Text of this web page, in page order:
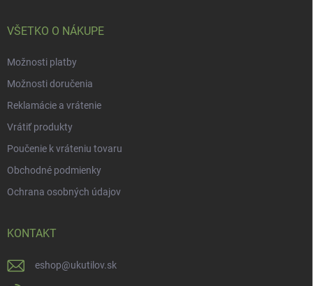
VŠETKO O NÁKUPE
Možnosti platby
Možnosti doručenia
Reklamácie a vrátenie
Vrátiť produkty
Poučenie k vráteniu tovaru
Obchodné podmienky
Ochrana osobných údajov
KONTAKT
eshop@ukutilov.sk